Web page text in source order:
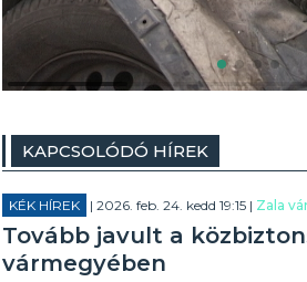
KAPCSOLÓDÓ HÍREK
KÉK HÍREK | 2026. feb. 24. kedd 19:15 | Zala
Tovább javult a
vármegyében